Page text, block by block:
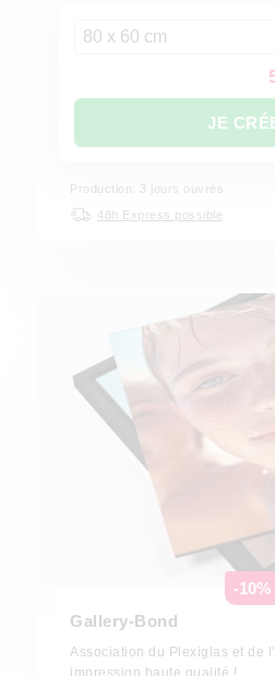
80 x 60 cm
JE
Production: 3 jours ouvrés
48h Express possible
-
Gallery-Bond
Association du Plexiglas et de
impression haute qualité !